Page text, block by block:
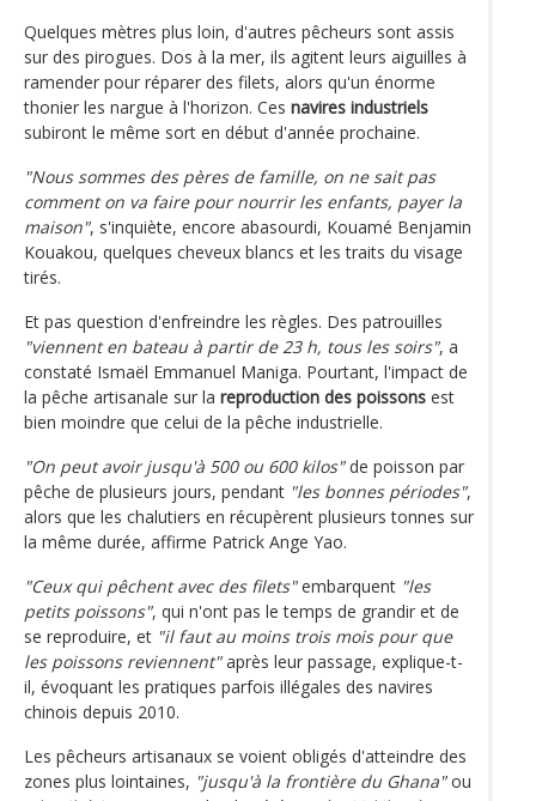
Quelques mètres plus loin, d'autres pêcheurs sont assis
sur des pirogues. Dos à la mer, ils agitent leurs aiguilles à
ramender pour réparer des filets, alors qu'un énorme
thonier les nargue à l'horizon. Ces navires industriels
subiront le même sort en début d'année prochaine.
"Nous sommes des pères de famille, on ne sait pas
comment on va faire pour nourrir les enfants, payer la
maison", s'inquiète, encore abasourdi, Kouamé Benjamin
Kouakou, quelques cheveux blancs et les traits du visage
tirés.
Et pas question d'enfreindre les règles. Des patrouilles
"viennent en bateau à partir de 23 h, tous les soirs", a
constaté Ismaël Emmanuel Maniga. Pourtant, l'impact de
la pêche artisanale sur la reproduction des poissons est
bien moindre que celui de la pêche industrielle.
"On peut avoir jusqu'à 500 ou 600 kilos"de poisson par
pêche de plusieurs jours, pendant "les bonnes périodes",
alors que les chalutiers en récupèrent plusieurs tonnes sur
la même durée, affirme Patrick Ange Yao.
"Ceux qui pêchent avec des filets"embarquent "les
petits poissons", qui n'ont pas le temps de grandir et de
se reproduire, et "il faut au moins trois mois pour que
les poissons reviennent"après leur passage, explique-t-
il, évoquant les pratiques parfois illégales des navires
chinois depuis 2010.
Les pêcheurs artisanaux se voient obligés d'atteindre des
zones plus lointaines, "jusqu'à la frontière du Ghana"ou